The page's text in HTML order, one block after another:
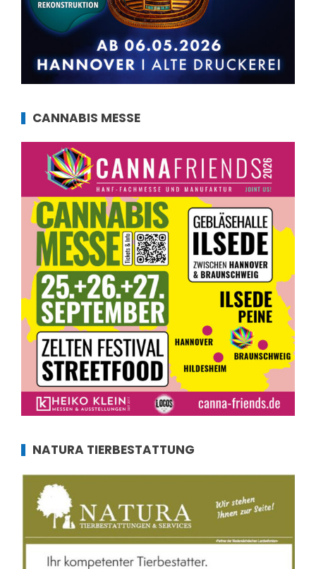
CANNABIS MESSE
NATURA TIERBESTATTUNG